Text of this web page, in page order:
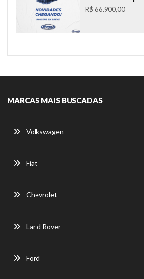
R$ 66.900,00
MARCAS MAIS BUSCADAS
Volkswagen
Fiat
Chevrolet
Land Rover
Ford